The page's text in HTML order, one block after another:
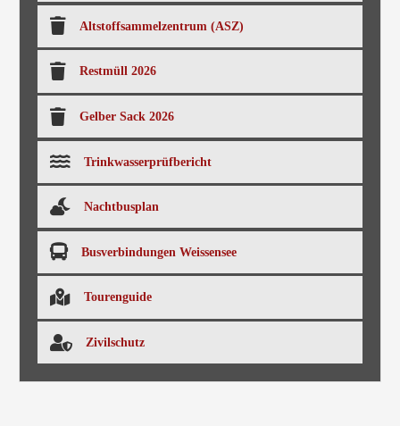
Altstoffsammelzentrum (ASZ)
Restmüll 2026
Gelber Sack 2026
Trinkwasserprüfbericht
Nachtbusplan
Busverbindungen Weissensee
Tourenguide
Zivilschutz